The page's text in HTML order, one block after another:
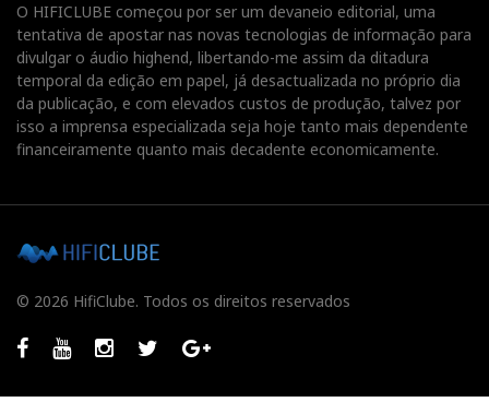
O HIFICLUBE começou por ser um devaneio editorial, uma
tentativa de apostar nas novas tecnologias de informação para
divulgar o áudio highend, libertando-me assim da ditadura
temporal da edição em papel, já desactualizada no próprio dia
da publicação, e com elevados custos de produção, talvez por
isso a imprensa especializada seja hoje tanto mais dependente
financeiramente quanto mais decadente economicamente.
© 2026 HifiClube. Todos os direitos reservados
FacebookYoutubeInstagramTwitterGooglePlus